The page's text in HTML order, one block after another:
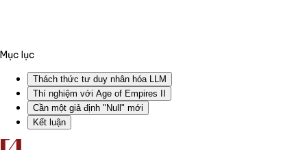
Mục lục
Thách thức tư duy nhân hóa LLM
Thí nghiệm với Age of Empires II
Cần một giả định "Null" mới
Kết luận